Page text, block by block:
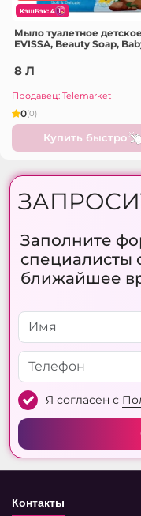
КэшБэк: 4
Мыло туалетное
EVISSA, Beauty Soap,
8 Л
Продавец: Telemarket
0(0)
Купить быстро
Заполните
специалисты
ближайшее
Я согласен с
Контакты